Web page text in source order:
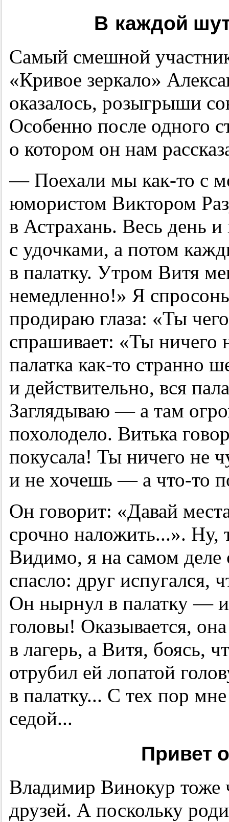
В каждой
Самый смешной
«Кривое зеркало»
оказалось, розыгрыши
Особенно после одного
о котором он нам
— Поехали мы как-то с
юмористом Виктором
в Астрахань. Весь день и
с удочками, а потом
в палатку. Утром Витя
немедленно!» Я
продираю глаза: «Ты
спрашивает: «Ты ничего
палатка как-то странно
и действительно, вся
Заглядываю — а там
похолодело. Витька
покусала! Ты ничего не
и не хочешь — а что-то
Он говорит: «Давай
срочно наложить...». Ну,
Видимо, я на самом деле
спасло: друг испугался,
Он нырнул в палатку —
головы! Оказывается,
в лагерь, а Витя, боясь,
отрубил ей лопатой
в палатку... С тех пор
седой...
Привет
Владимир Винокур тоже
друзей. А поскольку